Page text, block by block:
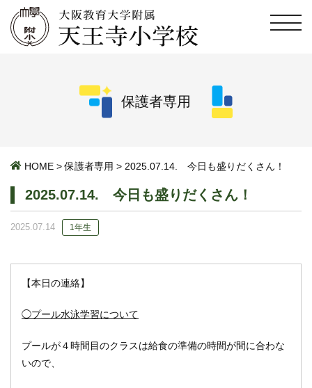
保護者専用
HOME > 保護者専用 > 2025.07.14. 今日も盛りだくさん！
2025.07.14. 今日も盛りだくさん！
2025.07.14 1年生
【本日の連絡】
◯プール水泳学習について
プールが４時間目のクラスは給食の準備の時間が間に合わな
いので、